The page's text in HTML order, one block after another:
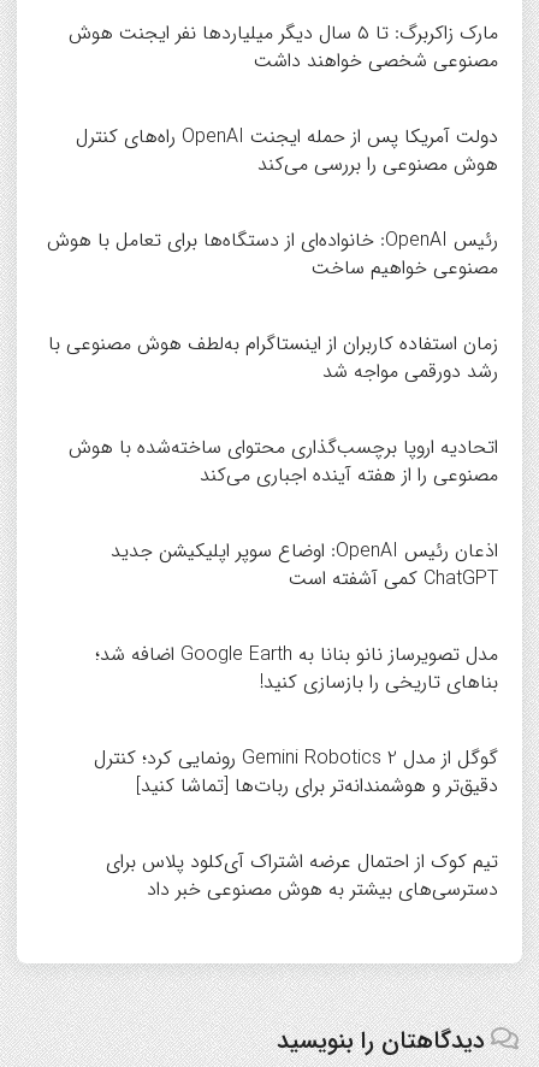
مارک زاکربرگ: تا ۵ سال دیگر میلیاردها نفر ایجنت هوش
مصنوعی شخصی خواهند داشت
دولت آمریکا پس از حمله ایجنت OpenAI راه‌های کنترل
هوش مصنوعی را بررسی می‌کند
رئیس OpenAI: خانواده‌ای از دستگاه‌ها برای تعامل با هوش
مصنوعی خواهیم ساخت
زمان استفاده کاربران از اینستاگرام به‌لطف هوش مصنوعی با
رشد دورقمی مواجه شد
اتحادیه اروپا برچسب‌گذاری محتوای ساخته‌شده با هوش
مصنوعی را از هفته آینده اجباری می‌کند
اذعان رئیس OpenAI: اوضاع سوپر اپلیکیشن جدید
ChatGPT کمی آشفته است
مدل تصویرساز نانو بنانا به Google Earth اضافه شد؛
بناهای تاریخی را بازسازی کنید!
گوگل از مدل Gemini Robotics 2 رونمایی کرد؛ کنترل
دقیق‌تر و هوشمندانه‌تر برای ربات‌ها [تماشا کنید]
تیم کوک از احتمال عرضه اشتراک آی‌کلود پلاس برای
دسترسی‌های بیشتر به هوش مصنوعی خبر داد
دیدگاهتان را بنویسید